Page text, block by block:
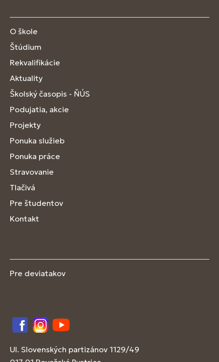
O škole
Štúdium
Rekvalifikácie
Aktuality
Školský časopis - ŇÚS
Podujatia, akcie
Projekty
Ponuka služieb
Ponuka práce
Stravovanie
Tlačivá
Pre študentov
Kontakt
Pre deviatakov
FacebookInstagram
YouTube
Ul. Slovenských partizánov 1129/49